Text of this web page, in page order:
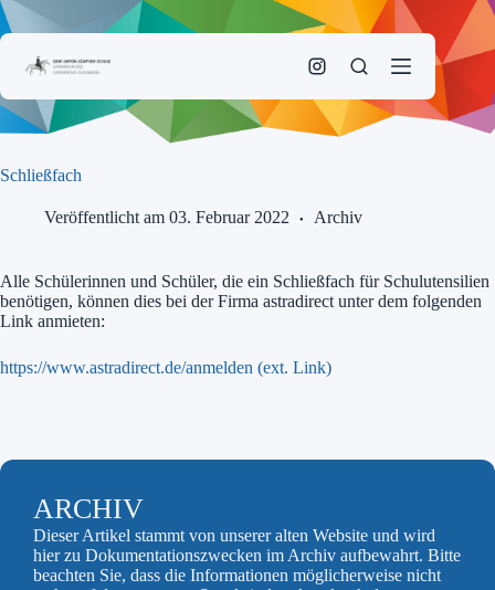
Zum
Inhalt
Schließfach
Veröffentlicht am 03. Februar 2022 Archiv
Alle Schülerinnen und Schüler, die ein Schließfach für Schulutensilien
benötigen, können dies bei der Firma astradirect unter dem folgenden
Link anmieten:
https://www.astradirect.de/anmelden (ext. Link)
ARCHIV
Dieser Artikel stammt von unserer alten Website und wird
hier zu Dokumentationszwecken im Archiv aufbewahrt. Bitte
beachten Sie, dass die Informationen möglicherweise nicht